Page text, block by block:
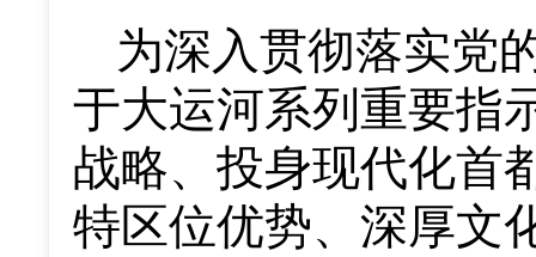
为深入贯彻落实党
于大运河系列重要指
战略、投身现代化首
特区位优势、深厚文